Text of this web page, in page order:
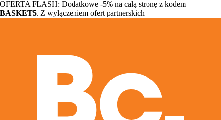
OFERTA FLASH: Dodatkowe -5% na całą stronę z kodem
BASKET5. Z wyłączeniem ofert partnerskich